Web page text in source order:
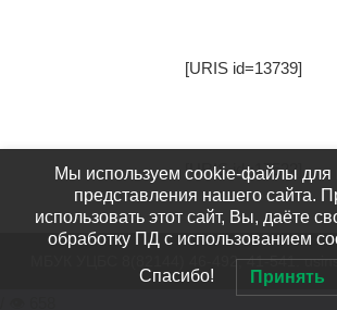
[URIS id=13739]
[URIS id=17522]
МБУК УЦБС 8(82144) 46-492, 41-541:
Мы используем cookie-файлы для
представления нашего сайта.
использовать этот сайт, Вы, даёте
обработку ПД с использованием
Спасибо!
Принять